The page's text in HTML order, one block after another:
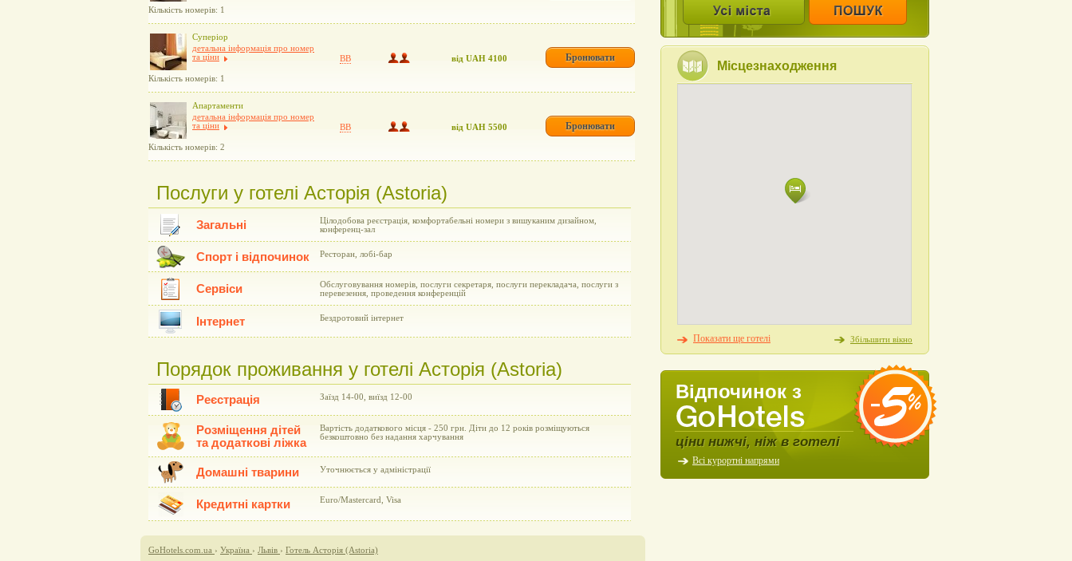
Кількість номерів: 1
Суперіор
детальна інформація про номер
та ціни
Кількість номерів: 1
BB від UAH 4100 Бронювати
Апартаменти
детальна інформація про номер
та ціни
Кількість номерів: 2
BB від UAH 5500 Бронювати
Послуги у готелі Асторія (Аstoriа)
Загальні
Цілодобова реєстрація, комфортабельні номери з вишуканим дизайном,
конференц-зал
Спорт і відпочинок Ресторан, лобі-бар
Сервіси
Обслуговування номерів, послуги секретаря, послуги перекладача, послуги з
перевезення, проведення конференцій
Інтернет Бездротовий інтернет
Порядок проживання у готелі Асторія (Аstoriа)
Реєстрація Заїзд 14-00, виїзд 12-00
Розміщення дітей
та додаткові ліжка
Вартість додаткового місця - 250 грн. Діти до 12 років розміщуються
безкоштовно без надання харчування
Домашні тварини Уточнюється у адміністрації
Кредитні картки Euro/Mastercard, Visa
GoHotels.com.ua › Україна › Львів › Готель Асторія (Аstoriа)
Місцезнаходження
Показати ще готелі Збільшити вікно
Відпочинок з
ціни нижчі, ніж в готелі
Всі курортні напрями